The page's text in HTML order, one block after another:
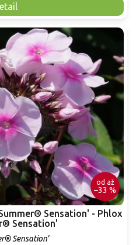
od až
–33 %
Sensation' - Phlox
paniculata 'Sweet Summer® Sensation'
Sensation'